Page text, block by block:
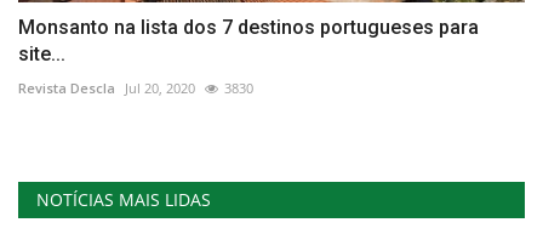
Monsanto na lista dos 7 destinos portugueses para
site...
Revista Descla Jul 20, 2020 3830
NOTÍCIAS MAIS LIDAS